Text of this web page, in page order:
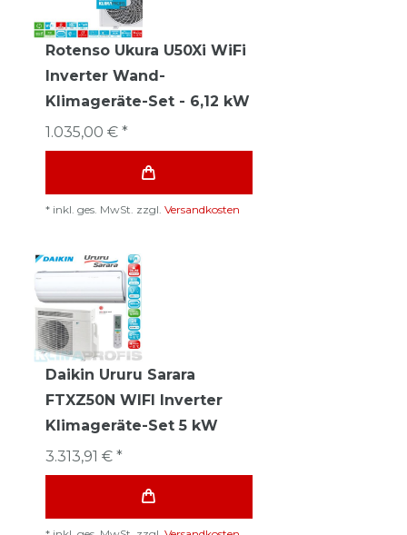
Rotenso Ukura U50Xi WiFi
Inverter Wand-
Klimageräte-Set - 6,12 kW
1.035,00 € *
* inkl. ges. MwSt. zzgl. Versandkosten
Daikin Ururu Sarara
FTXZ50N WIFI Inverter
Klimageräte-Set 5 kW
3.313,91 € *